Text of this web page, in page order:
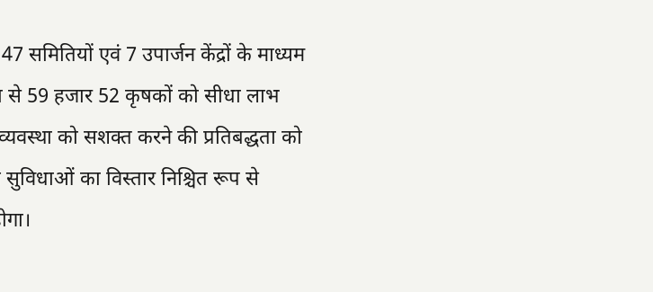
समितियों एवं 7 उपार्जन केंद्रों के माध्यम
से 59 हजार 52 कृषकों को सीधा लाभ
को सशक्त करने की प्रतिबद्धता को
सुविधाओं का विस्तार निश्चित रूप से